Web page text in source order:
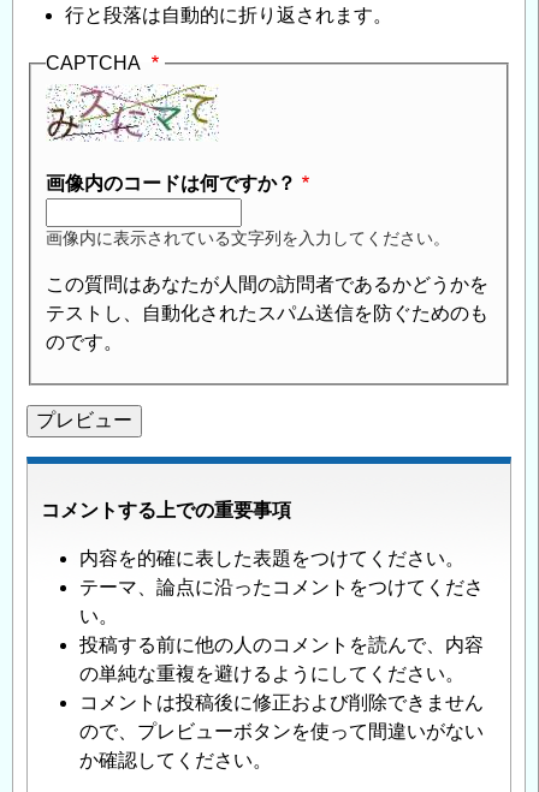
行と段落は自動的に折り返されます。
CAPTCHA
画像内のコードは何ですか？
画像内に表示されている文字列を入力してください。
この質問はあなたが人間の訪問者であるかどうかを
テストし、自動化されたスパム送信を防ぐためのも
のです。
コメントする上での重要事項
内容を的確に表した表題をつけてください。
テーマ、論点に沿ったコメントをつけてくださ
い。
投稿する前に他の人のコメントを読んで、内容
の単純な重複を避けるようにしてください。
コメントは投稿後に修正および削除できません
ので、プレビューボタンを使って間違いがない
か確認してください。